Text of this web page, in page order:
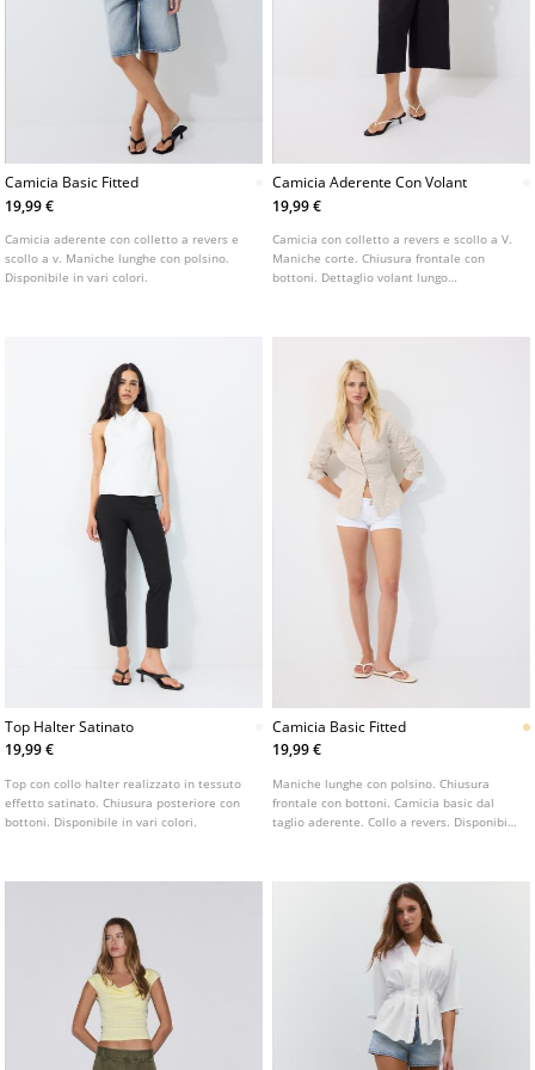
Camicia Basic Fitted
19,99 €
Camicia aderente con colletto a revers e
scollo a v. Maniche lunghe con polsino.
Disponibile in vari colori.
Camicia Aderente Con Volant
19,99 €
Camicia con colletto a revers e scollo a V.
Maniche corte. Chiusura frontale con
bottoni. Dettaglio volant lungo
Top Halter Satinato
19,99 €
Top con collo halter realizzato in tessuto
effetto satinato. Chiusura posteriore con
bottoni. Disponibile in vari colori.
Camicia Basic Fitted
19,99 €
Maniche lunghe con polsino. Chiusura
frontale con bottoni. Camicia basic dal
taglio aderente. Collo a revers. Disponibile